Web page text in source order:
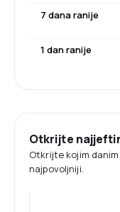
7 dana ranije
1 dan ranije
Otkrijte
Otkrijte kojim
najpovoljniji.